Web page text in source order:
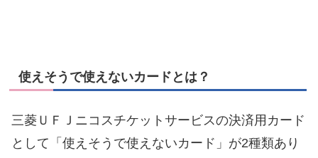
使えそうで使えないカードとは？
三菱ＵＦＪニコスチケットサービスの決済用カード
として「使えそうで使えないカード」が2種類あり